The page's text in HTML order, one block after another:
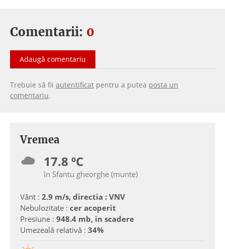
Comentarii: 0
Adaugă comentariu
Trebuie să fii autentificat pentru a putea posta un
comentariu.
Vremea
17.8 ºC
în Sfantu gheorghe (munte)
Vânt : 2.9 m/s, directia : VNV
Nebulozitate : cer acoperit
Presiune : 948.4 mb, in scadere
Umezeală relativă : 34%